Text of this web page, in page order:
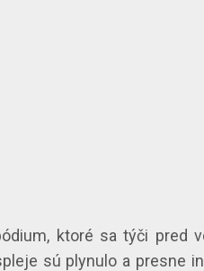
ktoré sa týči pred
sú plynulo a presne